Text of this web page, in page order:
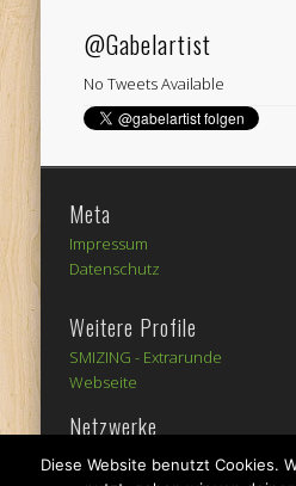
@Gabelartist
No Tweets Available
Meta
Impressum
Datenschutz
Weitere Profile
SMIZING - Extrarunde
Webseite
Netzwerke
Diese Website benutzt Cookies.